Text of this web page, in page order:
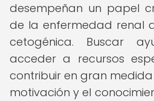
desempeñan un papel
de la enfermedad renal
cetogénica. Buscar
acceder a recursos
contribuir en gran
motivación y el